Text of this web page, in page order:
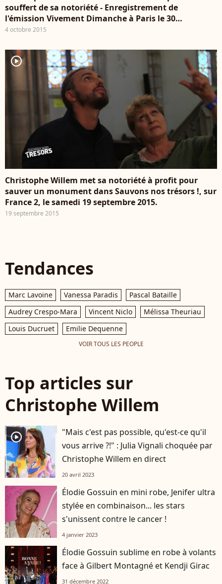
souffert de sa notoriété - Enregistrement de
l'émission Vivement Dimanche à Paris le 30
septembre 2015.
4 octobre 2015
player2
Christophe Willem met sa notoriété à profit pour
sauver un monument dans Sauvons nos trésors !, sur
France 2, le samedi 19 septembre 2015.
19 septembre 2015
Tendances
Marc Lavoine Vanessa Paradis
Pascal Bataille
Audrey Crespo-Mara
Vincent Niclo
Mélissa Theuriau
Louis Ducruet
Emilie Dequenne
VOIR TOUS LES PEOPLE
Top articles sur
Christophe Willem
player2
"Mais c'est pas possible, qu'est-ce qu'il
vous arrive ?!" : Julia Vignali choquée par
Christophe Willem en direct
20 avril 2023
Élodie Gossuin en mini robe, Jenifer ultra
stylée en combinaison... les stars
s'unissent contre le cancer !
4 janvier 2023
Élodie Gossuin sublime en robe à volants
face à Gilbert Montagné et Kendji Girac
31 décembre 2022